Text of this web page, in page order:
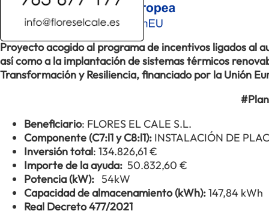
Proyecto acogido al programa de incentivos ligados al
así como a la implantación de sistemas térmicos
Transformación y Resiliencia, financiado por la Unión
Beneficiario: FLORES EL CALE S.L.
Componente (C7:l1 y C8:l1): INSTALACIÓN DE
Inversión total: 134.826,61 €
Importe de la ayuda: 50.832,60 €
Potencia (kW): 54kW
Capacidad de almacenamiento (kWh):147,84 kWh
Real Decreto 477/2021